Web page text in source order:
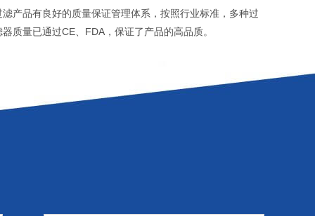
滤产品有良好的质量保证管理体系，按照行业标准，多种过
器质量已通过CE、FDA，保证了产品的高品质。